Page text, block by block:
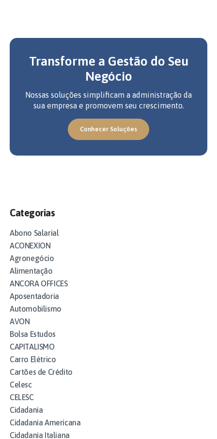
Transforme a Gestão do Seu
Negócio
Nossas soluções simplificam a administração da
sua empresa e promovem seu crescimento.
Conhecer Soluções
Categorias
Abono Salarial
ACONEXION
Agronegócio
Alimentação
ANCORA OFFICES
Aposentadoria
Automobilismo
AVON
Bolsa Estudos
CAPITALISMO
Carro Elétrico
Cartões de Crédito
Celesc
CELESC
Cidadania
Cidadania Americana
Cidadania Italiana